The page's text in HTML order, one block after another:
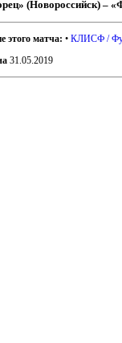
(Новороссийск) –
этого матча: •КЛИСФ /
31.05.2019